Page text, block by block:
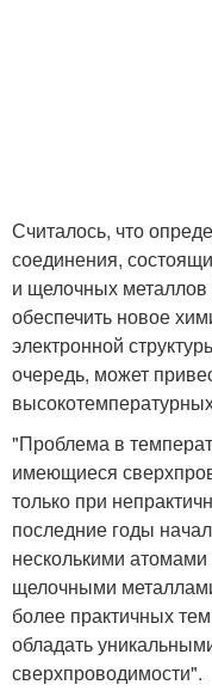
Считалось, что
соединения,
и щелочных металлов
обеспечить новое
электронной
очередь, может
"Проблема в
имеющиеся
только при
последние годы
несколькими
щелочными
более практичных
обладать
сверхпроводимости".